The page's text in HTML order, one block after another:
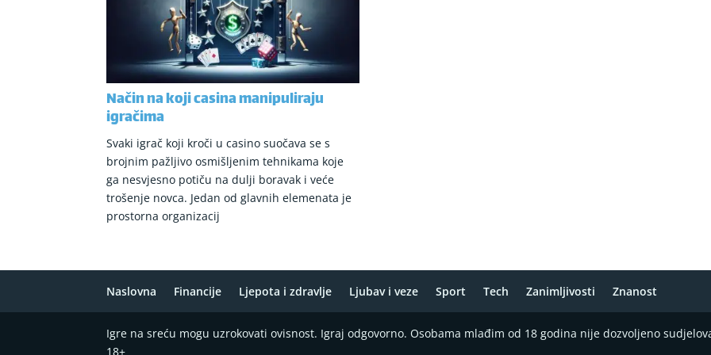
Način na koji casina manipuliraju
igračima
Svaki igrač koji kroči u casino suočava se s
brojnim pažljivo osmišljenim tehnikama koje
ga nesvjesno potiču na dulji boravak i veće
trošenje novca. Jedan od glavnih elemenata je
prostorna organizacij
Naslovna Financije Ljepota i zdravlje Ljubav i veze Sport Tech Zanimljivosti Znanost
Igre na sreću mogu uzrokovati ovisnost. Igraj odgovorno. Osobama mlađim od 18 godina nije dozvoljeno
18+